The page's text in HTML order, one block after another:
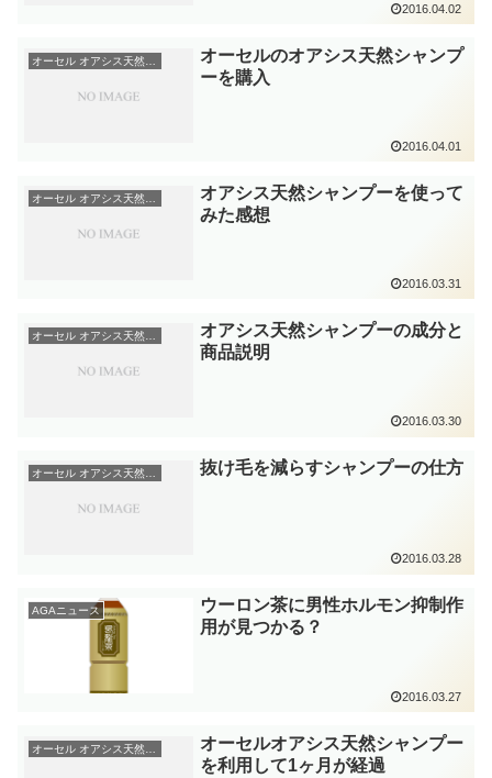
2016.04.02
オーセルのオアシス天然シャンプ
ーを購入
2016.04.01
オアシス天然シャンプーを使って
みた感想
2016.03.31
オアシス天然シャンプーの成分と
商品説明
2016.03.30
オーセル オアシス天然シャンプー 抜け毛を減らすシャンプーの仕方
2016.03.28
AGAニュース
ウーロン茶に男性ホルモン抑制作
用が見つかる？
2016.03.27
オーセルオアシス天然シャンプー
を利用して1ヶ月が経過